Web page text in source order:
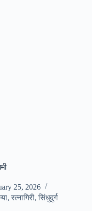
25, 2026
,रत्नागिरी,सिंधुदुर्ग